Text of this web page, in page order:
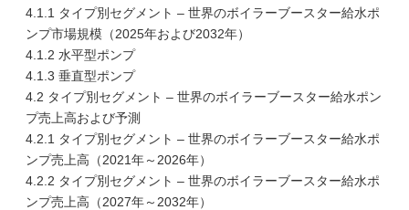
4.1.1 タイプ別セグメント – 世界のボイラーブースター給水ポ
ンプ市場規模（2025年および2032年）
4.1.2 水平型ポンプ
4.1.3 垂直型ポンプ
4.2 タイプ別セグメント – 世界のボイラーブースター給水ポン
プ売上高および予測
4.2.1 タイプ別セグメント – 世界のボイラーブースター給水ポ
ンプ売上高（2021年～2026年）
4.2.2 タイプ別セグメント – 世界のボイラーブースター給水ポ
ンプ売上高（2027年～2032年）